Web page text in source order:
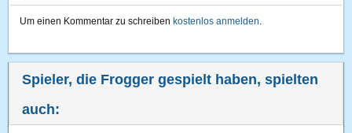
Um einen Kommentar zu schreiben kostenlos anmelden.
Spieler, die Frogger gespielt haben, spielten
auch: